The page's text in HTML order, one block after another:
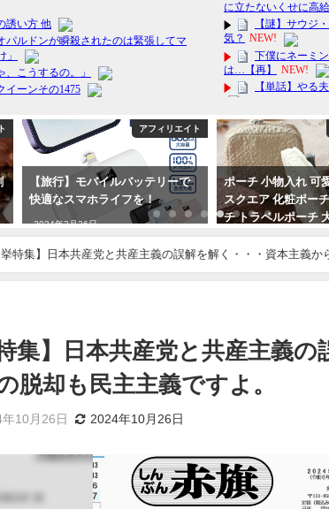
アフィリエイト
【旅行】モバイルバッテリーで
快適なスマホライフを！
2024年3月26日
ポーチ 小物入れ 可
スクエア 化粧ポー
チ トラベルポーチ
い おしゃれ コンパ
整理 自立 大人っぽ
挙特集】日本共産党と共産主義の誤解を解く・・・資本主義か
集】日本共産党と共産主義
脱却も民主主義ですよ。
10月26日 2024年10月26日